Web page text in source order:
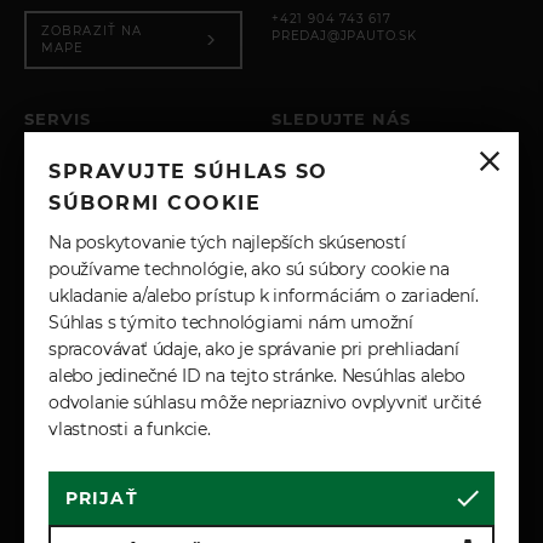
SPRAVUJTE SÚHLAS SO
SÚBORMI COOKIE
Na poskytovanie tých najlepších skúseností
používame technológie, ako sú súbory cookie na
ukladanie a/alebo prístup k informáciám o zariadení.
Súhlas s týmito technológiami nám umožní
spracovávať údaje, ako je správanie pri prehliadaní
alebo jedinečné ID na tejto stránke. Nesúhlas alebo
odvolanie súhlasu môže nepriaznivo ovplyvniť určité
vlastnosti a funkcie.
PRIJAŤ
Ťažné oko vpredu aj vzadu
Bezpečnosť a zabezpečenie
Secure Tracker Pro (12-mesačné predplatné)
Smerové svetlá v zrkadlách
Zákazníkom konfigurovateľné automatické
zamykanie
Konfigurovateľné dvojstupňové odomykanie
Elektronicky ovládané detské zámky
ISOFIX vzadu
Predné airbagy s detekciou obsadenosti sedadla
spolujazdca
Predné bočné airbagy
(TMPS)
PRÍPLATKOVÁ VÝBAVA
ZOBRAZIŤ NA
MAPE
+421 904 743 617
PREDAJ@JPAUTO.SK
SERVIS
PO – PIA: 8:00 - 17:00
SOBOTA: ZATVORENÉ
NEDEĽA: ZATVORENÉ
+421 904 743 617
SERVIS@JPAUTO.SK
SLEDUJTE NÁS
FACEBOOK
LINKEDIN
YOUTUBE